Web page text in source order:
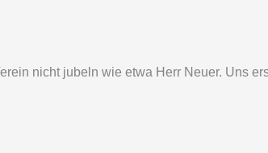
nicht jubeln wie etwa Herr Neuer. Uns